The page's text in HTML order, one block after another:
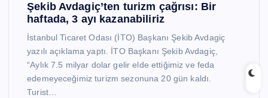
Şekib Avdagiç’ten turizm çağrısı: Bir
haftada, 3 ayı kazanabiliriz
İstanbul Ticaret Odası (İTO) Başkanı Şekib Avdagiç
yazılı açıklama yaptı. İTO Başkanı Şekib Avdagiç,
“Aylık 7.5 milyar dolar gelir elde ettiğimiz ve feda
edemeyeceğimiz turizm sezonuna 20 gün kaldı.
Turist…